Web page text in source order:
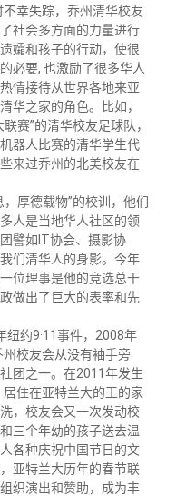
幸失踪，乔州清华校友
社会多方面的力量进行
孀和孩子的行动，使很
必要, 也激励了很多华人
情接待从世界各地来亚
华之家的角色。比如，
赛”的清华校友足球队，
器人比赛的清华学生代
来过乔州的北美校友在
厚德载物”的校训，他们
人是当地华人社区的领
譬如IT协会、摄影协
们清华人的身影。今年
位理事是他的竞选总干
做出了巨大的表率和先
约9·11事件，2008年
校友会从没有袖手旁
团之一。在2011年发生
住在亚特兰大的王的家
，校友会又一次发动校
三个年幼的孩子送去温
各种庆祝中国节日的文
亚特兰大历年的春节联
织演出和赞助，成为丰